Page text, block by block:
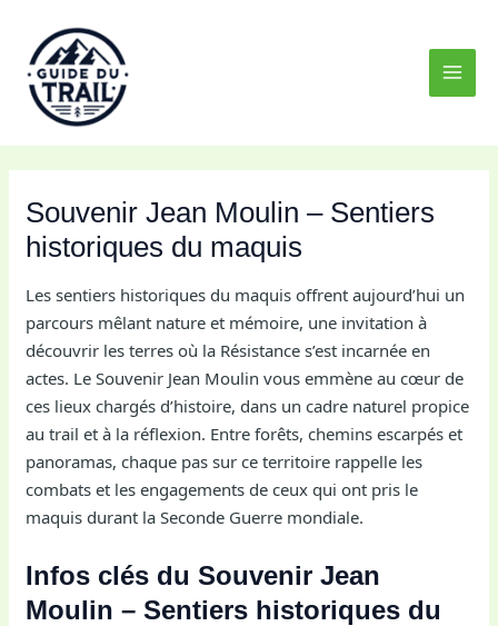
contenu
Souvenir Jean Moulin – Sentiers
historiques du maquis
Les sentiers historiques du maquis offrent aujourd’hui un
parcours mêlant nature et mémoire, une invitation à
découvrir les terres où la Résistance s’est incarnée en
actes. Le Souvenir Jean Moulin vous emmène au cœur de
ces lieux chargés d’histoire, dans un cadre naturel propice
au trail et à la réflexion. Entre forêts, chemins escarpés et
panoramas, chaque pas sur ce territoire rappelle les
combats et les engagements de ceux qui ont pris le
maquis durant la Seconde Guerre mondiale.
Infos clés du Souvenir Jean
Moulin – Sentiers historiques du